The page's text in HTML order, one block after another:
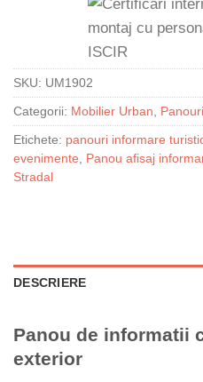
SKU: UM1902
Categorii: Mobilier Urban
Etichete: panouri informare
evenimente
Panou afisaj
Stradal
DESCRIERE
Panou de informatii
exterior